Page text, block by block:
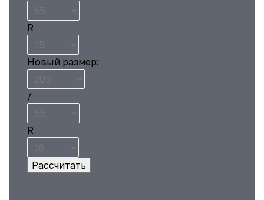
R
Новый размер:
/
R